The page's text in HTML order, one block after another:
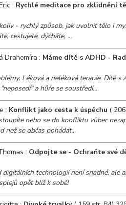
: Rychlé meditace pro zklidnění
- rychlý způsob, jak uvolnit tělo i
cestujete, dýcháte, ...
Drahomíra : Máme dítě s ADHD -
Léková a neléková terapie. Dítě s
a hůře se soustředí...
: Konflikt jako cesta k úspěchu (
nebo se do konfliktu vůbec
než se občas pohádat...
: Odpojte se - Ochraňte své
technologií není snadné, ale
opět blíž k sobě!